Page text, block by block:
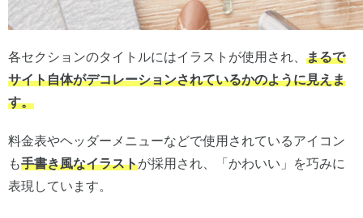
各セクションのタイトルにはイラストが使用され、 まるで
サイト自体がデコレーションされているかのように見えま
す。
料金表やヘッダーメニューなどで使用されているアイコン
も手書き風なイラストが採用され、「かわいい」を巧みに
表現しています。